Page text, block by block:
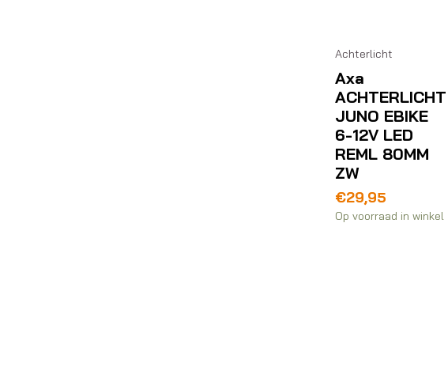
Achterlicht
Axa
ACHTERLICHT
JUNO EBIKE
6-12V LED
REML 80MM
ZW
€29,95
Op voorraad in winkel